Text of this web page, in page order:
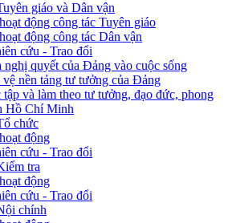
giáo và Dân vận
động công tác Tuyên giáo
động công tác Dân vận
cứu - Trao đổi
quyết của Đảng vào cuộc sống
vệ nền tảng tư tưởng của Đảng
tập và làm theo tư tưởng, đạo đức, phong
Hồ Chí Minh
chức
động
cứu - Trao đổi
tra
động
cứu - Trao đổi
chính